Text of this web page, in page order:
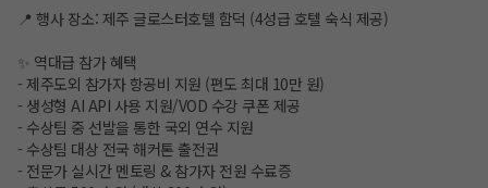
📍 행사 장소: 제주 글로스터호텔 함덕 (4성급 호텔 숙식 제공)
✨ 역대급 참가 혜택
- 제주도외 참가자 항공비 지원 (편도 최대 10만 원)
- 생성형 AI API 사용 지원/VOD 수강 쿠폰 제공
- 수상팀 중 선발을 통한 국외 연수 지원
- 수상팀 대상 전국 해커톤 출전권
- 전문가 실시간 멘토링 & 참가자 전원 수료증